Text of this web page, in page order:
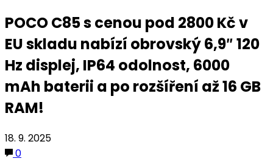
POCO C85 s cenou pod 2800 Kč v
EU skladu nabízí obrovský 6,9″ 120
Hz displej, IP64 odolnost, 6000
mAh baterii a po rozšíření až 16 GB
RAM!
18. 9. 2025
0